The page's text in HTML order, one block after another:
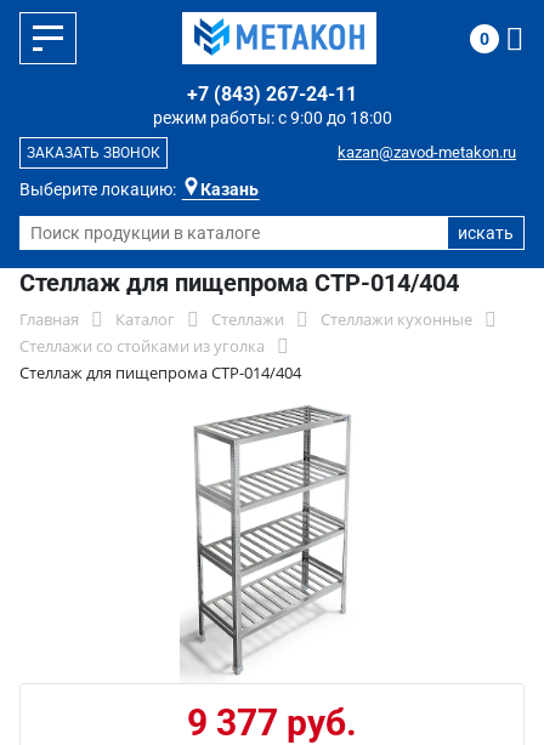
Выберите локацию: Казань
режим работы: с 9:00 до 18:00
+7 (843) 267-24-11
kazan@zavod-metakon.ru
ЗАКАЗАТЬ ЗВОНОК
0
Стеллаж для пищепрома СТР-014/404
Главная Каталог Стеллажи
Стеллажи кухонные
Стеллажи со стойками из уголка
Стеллаж для пищепрома СТР-014/404
9 377 руб.